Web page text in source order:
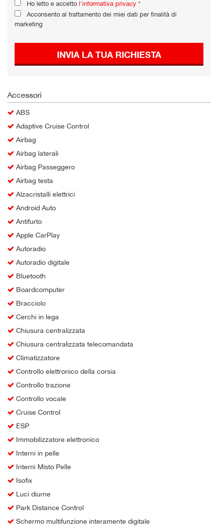
Ho letto e accetto l'informativa privacy *
Acconsento al trattamento dei miei dati per finalità di
marketing
INVIA LA TUA RICHIESTA
Accessori
ABS
Adaptive Cruise Control
Airbag
Airbag laterali
Airbag Passeggero
Airbag testa
Alzacristalli elettrici
Android Auto
Antifurto
Apple CarPlay
Autoradio
Autoradio digitale
Bluetooth
Boardcomputer
Bracciolo
Cerchi in lega
Chiusura centralizzata
Chiusura centralizzata telecomandata
Climatizzatore
Controllo elettronico della corsia
Controllo trazione
Controllo vocale
Cruise Control
ESP
Immobilizzatore elettronico
Interni in pelle
Interni Misto Pelle
Isofix
Luci diurne
Park Distance Control
Schermo multifunzione interamente digitale